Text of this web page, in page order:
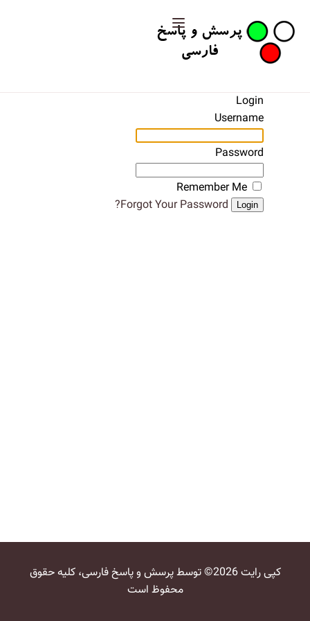
Login
Username
Password
Remember Me
Login
Forgot Your Password?
کپی رایت 2026© توسط پرسش و پاسخ فارسی، کلیه حقوق
محفوظ است